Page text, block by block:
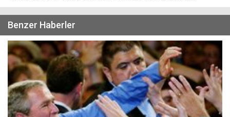
Benzer Haberler